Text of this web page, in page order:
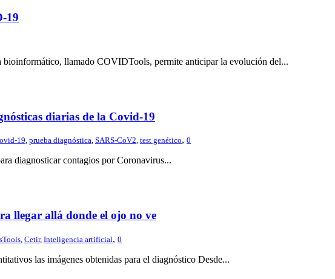
19
llamado COVIDTools, permite anticipar la evolución del...
diarias de la Covid-19
19, prueba diagnóstica, SARS-CoV2, test genético, 0
diagnosticar contagios por Coronavirus...
llegar allá donde el ojo no ve
Cetir, Inteligencia artificial, 0
las imágenes obtenidas para el diagnóstico Desde...